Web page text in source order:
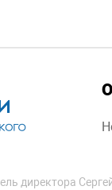
директора